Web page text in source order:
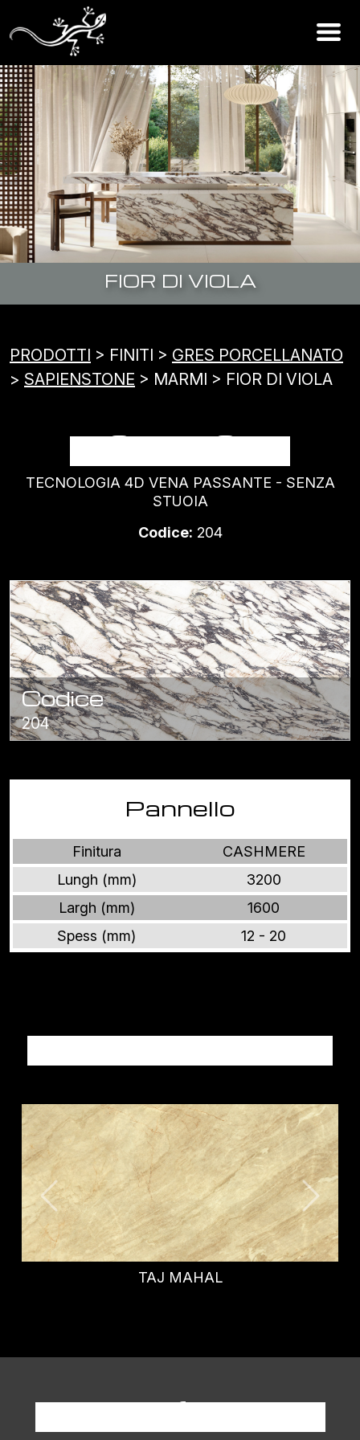
FIOR DI VIOLA
PRODOTTI > FINITI > GRES PORCELLANATO
> SAPIENSTONE > MARMI > FIOR DI VIOLA
FIOR DI VIOLA
TECNOLOGIA 4D VENA PASSANTE - SENZA
STUOIA
Codice: 204
Codice
204
Pannello
Finitura
CASHMERE
Lungh (mm)
3200
Largh (mm)
1600
Spess (mm)
12 - 20
Altri prodotti MARMI
Richiedi informazioni